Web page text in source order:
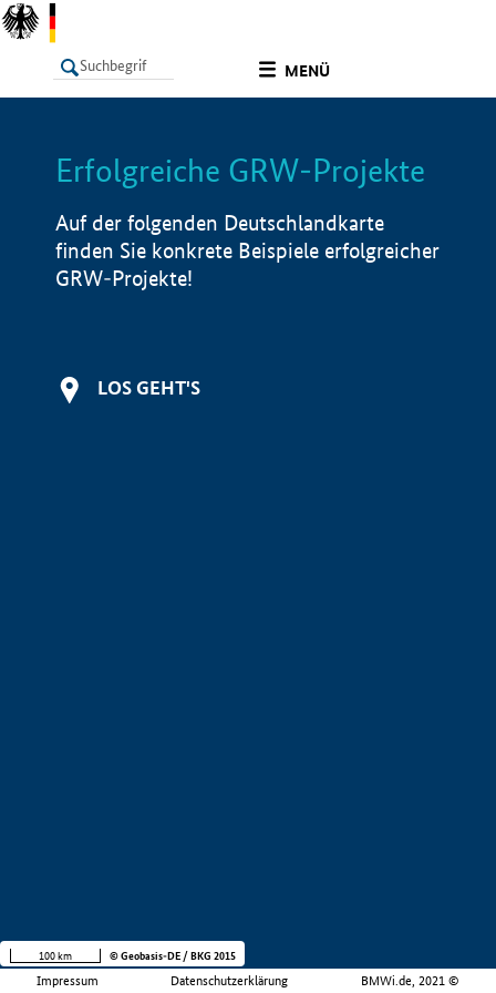
MENÜ
LISTE Info
Erfolgreiche GRW-Projekte
Auf der folgenden Deutschlandkarte
finden Sie konkrete Beispiele erfolgreicher
GRW-Projekte!
LOS GEHT'S
Impressum Datenschutzerklärung BMWi.de, 2021 ©
100 km © Geobasis-DE / BKG 2015